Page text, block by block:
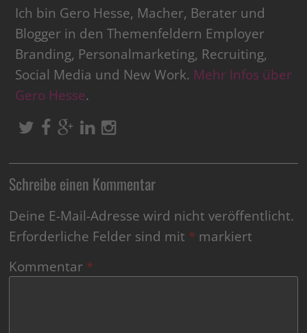
Ich bin Gero Hesse, Macher, Berater und
Blogger in den Themenfeldern Employer
Branding, Personalmarketing, Recruiting,
Social Media und New Work. Mehr Infos über
Gero Hesse.
Schreibe einen Kommentar
Deine E-Mail-Adresse wird nicht veröffentlicht.
Erforderliche Felder sind mit * markiert
Kommentar *